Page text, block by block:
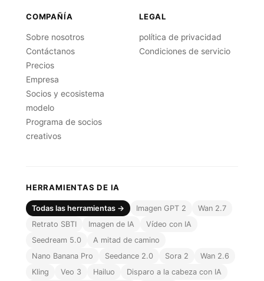
COMPAÑÍA
Sobre nosotros
Contáctanos
Precios
Empresa
Socios y ecosistema
modelo
Programa de socios
creativos
LEGAL
política de privacidad
Condiciones de servicio
HERRAMIENTAS DE IA
Todas las herramientas → Imagen GPT 2
Wan 2.7
Retrato SBTI
Imagen de IA
Vídeo con IA
Seedream 5.0
A mitad de camino
Nano Banana Pro
Seedance 2.0 Sora 2
Wan 2.6
Kling
Veo 3 Hailuo
Disparo a la cabeza con IA